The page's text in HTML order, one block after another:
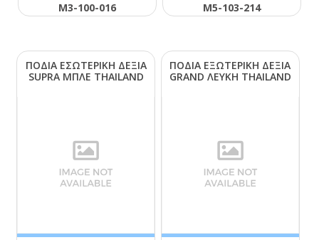
Μ3-100-016 Μ5-103-214
ΠΟΔΙΑ ΕΣΩΤΕΡΙΚΗ ΔΕΞΙΑ
SUΡRΑ ΜΠΛΕ ΤΗΑΙLΑΝD
ΠΟΔΙΑ ΕΞΩΤΕΡΙΚΗ ΔΕΞΙΑ
GRΑΝD ΛΕΥΚΗ ΤΗΑΙLΑΝD